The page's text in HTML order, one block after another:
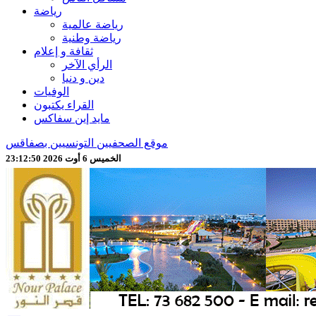
رياضة
رياضة عالمية
رياضة وطنية
ثقافة و إعلام
الرأي الآخر
دين و دنيا
الوفيات
القراء يكتبون
مايد إين سفاكس
موقع الصحفيين التونسيين بصفاقس
الخميس 6 أوت 2026 23:12:52